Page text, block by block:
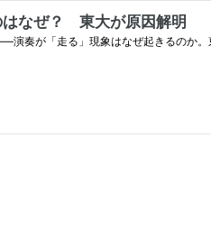
はなぜ？ 東大が原因解明
奏が「走る」現象はなぜ起きるのか。